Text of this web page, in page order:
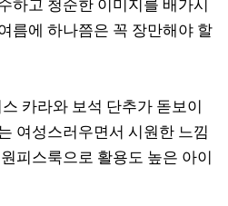
하고 청순한 이미지를 배가시
름에 하나쯤은 꼭 장만해야 할
카라와 보석 단추가 돋보이
여성스러우면서 시원한 느낌
피스룩으로 활용도 높은 아이